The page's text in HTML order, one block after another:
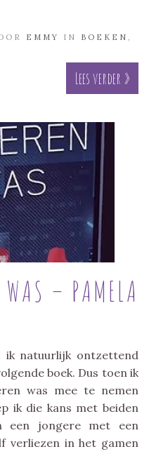
EMMY IN BOEKEN
Lees verder »
– PAMELA
ik natuurlijk ontzettend
boek. Dus toen ik
was mee te nemen
ik die kans met beiden
een jongere met een
verliezen in het gamen